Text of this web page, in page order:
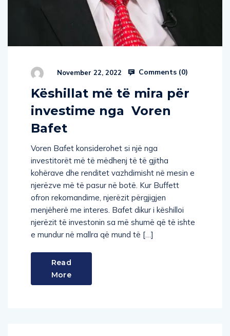
November 22, 2022 Comments (0)
Këshillat më të mira për
investime nga Voren
Bafet
Voren Bafet konsiderohet si një nga
investitorët më të mëdhenj të të gjitha
kohërave dhe renditet vazhdimisht në mesin e
njerëzve më të pasur në botë. Kur Buffett
ofron rekomandime, njerëzit përgjigjen
menjëherë me interes. Bafet dikur i këshilloi
njerëzit të investonin sa më shumë që të ishte
e mundur në mallra që mund të […]
Read
More